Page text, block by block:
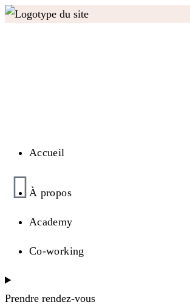
Accueil
À propos
Academy
Co-working
Prendre rendez-vous